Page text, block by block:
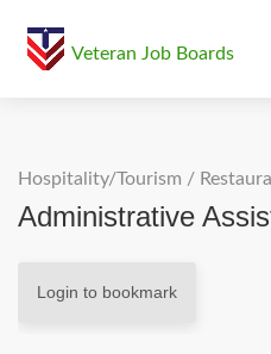
Veteran Job Boards
Hospitality/Tourism /
Administrative
Login to bookmark